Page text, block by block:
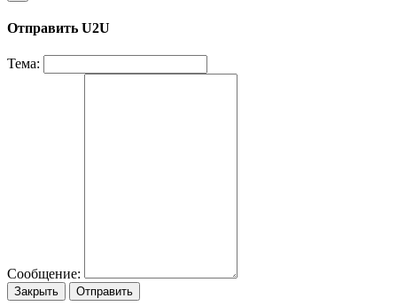
Отправить U2U
Тема:
Сообщение:
Закрыть Отправить